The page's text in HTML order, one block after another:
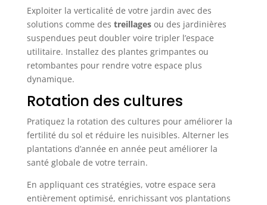
Exploiter la verticalité de votre jardin avec des
solutions comme des treillagesou des jardinières
suspendues peut doubler voire tripler l’espace
utilitaire. Installez des plantes grimpantes ou
retombantes pour rendre votre espace plus
dynamique.
Rotation des cultures
Pratiquez la rotation des cultures pour améliorer la
fertilité du sol et réduire les nuisibles. Alterner les
plantations d’année en année peut améliorer la
santé globale de votre terrain.
En appliquant ces stratégies, votre espace sera
entièrement optimisé, enrichissant vos plantations